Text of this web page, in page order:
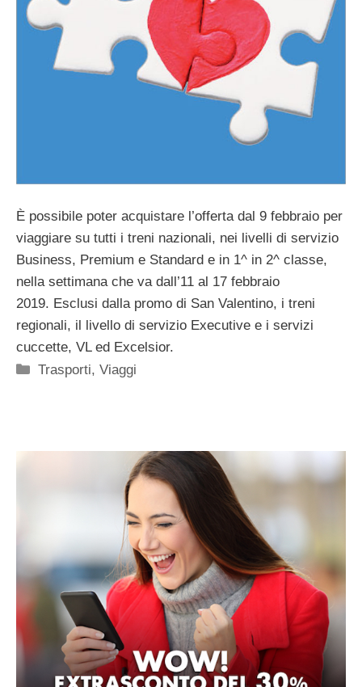
È possibile poter acquistare l’offerta dal 9 febbraio per
viaggiare su tutti i treni nazionali, nei livelli di servizio
Business, Premium e Standard e in 1^ in 2^ classe,
nella settimana che va dall’11 al 17 febbraio
2019. Esclusi dalla promo di San Valentino, i treni
regionali, il livello di servizio Executive e i servizi
cuccette, VL ed Excelsior.
Categorie
Trasporti,Viaggi